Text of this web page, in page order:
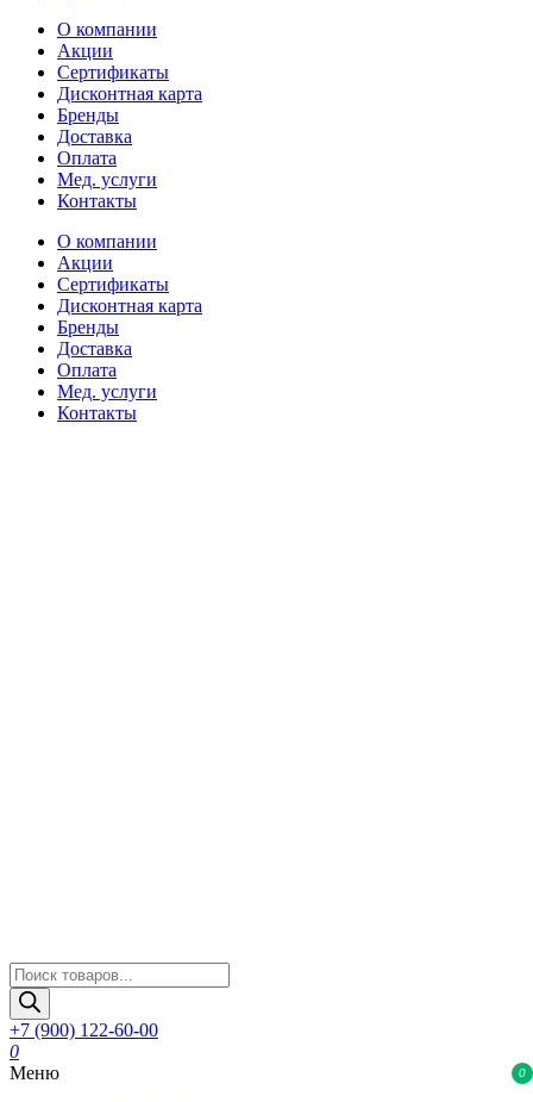
О компании
Акции
Сертификаты
Дисконтная карта
Бренды
Доставка
Оплата
Мед. услуги
Контакты
О компании
Акции
Сертификаты
Дисконтная карта
Бренды
Доставка
Оплата
Мед. услуги
Контакты
Поиск
товаров
+7 (900) 122-60-00
0
0
Меню